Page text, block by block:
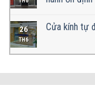
26
TH6
Cửa kính tự